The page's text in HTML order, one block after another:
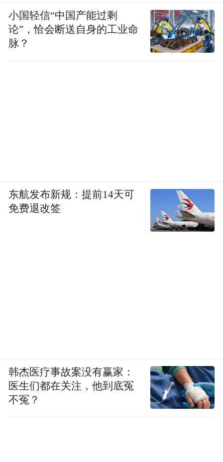
小国轻信“中国产能过剩
论”，恰会断送自身的工业命
脉？
东航发布新规：提前14天可
免费退改签
韩杰医疗事故案没有赢家：
医生们都在关注，他到底冤
不冤？